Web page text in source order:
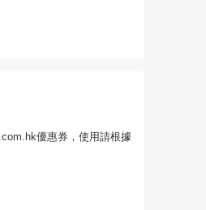
優惠券，使用請根據